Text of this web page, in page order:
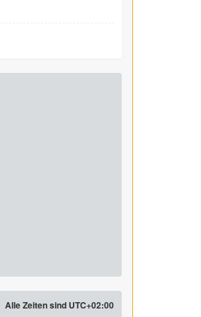
Alle Zeiten sind UTC+02:00